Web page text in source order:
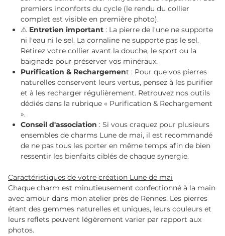
premiers inconforts du cycle (le rendu du collier
complet est visible en première photo).
⚠️ Entretien important: La pierre de l'une ne supporte
ni l'eau ni le sel. La cornaline ne supporte pas le sel.
Retirez votre collier avant la douche, le sport ou la
baignade pour préserver vos minéraux.
Purification & Rechargement : Pour que vos pierres
naturelles conservent leurs vertus, pensez à les purifier
et à les recharger régulièrement. Retrouvez nos outils
dédiés dans la rubrique « Purification & Rechargement
».
Conseil d'association : Si vous craquez pour plusieurs
ensembles de charms Lune de mai, il est recommandé
de ne pas tous les porter en même temps afin de bien
ressentir les bienfaits ciblés de chaque synergie.
Caractéristiques de votre création Lune de mai
Chaque charm est minutieusement confectionné à la main
avec amour dans mon atelier près de Rennes. Les pierres
étant des gemmes naturelles et uniques, leurs couleurs et
leurs reflets peuvent légèrement varier par rapport aux
photos.